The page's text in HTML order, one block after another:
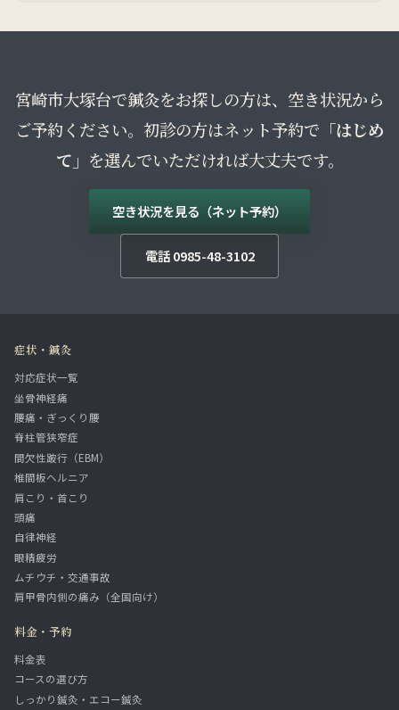
宮崎市大塚台で鍼灸をお探しの方は、空き状況から
ご予約ください。初診の方はネット予約で 「はじめ
て」 を選んでいただければ大丈夫です。
空き状況を見る（ネット予約）
電話 0985-48-3102
症状・鍼灸
対応症状一覧
坐骨神経痛
腰痛・ぎっくり腰
脊柱管狭窄症
間欠性跛行（EBM）
椎間板ヘルニア
肩こり・首こり
頭痛
自律神経
眼精疲労
ムチウチ・交通事故
肩甲骨内側の痛み（全国向け）
料金・予約
料金表
コースの選び方
しっかり鍼灸・エコー鍼灸